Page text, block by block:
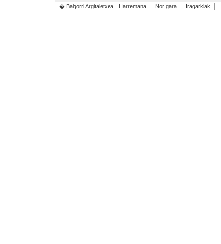
� Baigorri Argitaletxea
Harremana Nor gara Iragarkiak